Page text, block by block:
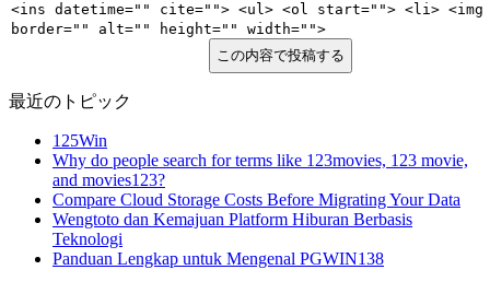
<ins datetime="" cite=""> <ul> <ol start=""> <li> <img
border="" alt="" height="" width="">
この内容で投稿する
最近のトピック
125Win
Why do people search for terms like 123movies, 123 movie,
and movies123?
Compare Cloud Storage Costs Before Migrating Your Data
Wengtoto dan Kemajuan Platform Hiburan Berbasis
Teknologi
Panduan Lengkap untuk Mengenal PGWIN138